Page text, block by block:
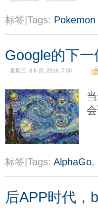
标签|Tags:
Google的下
星期三, 8 6 月, 2016, 7:30
标签|Tags: AlphaGo,
后APP时代，